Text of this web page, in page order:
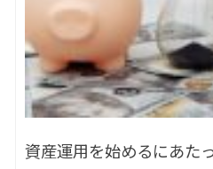
資産運用を始めるにあた